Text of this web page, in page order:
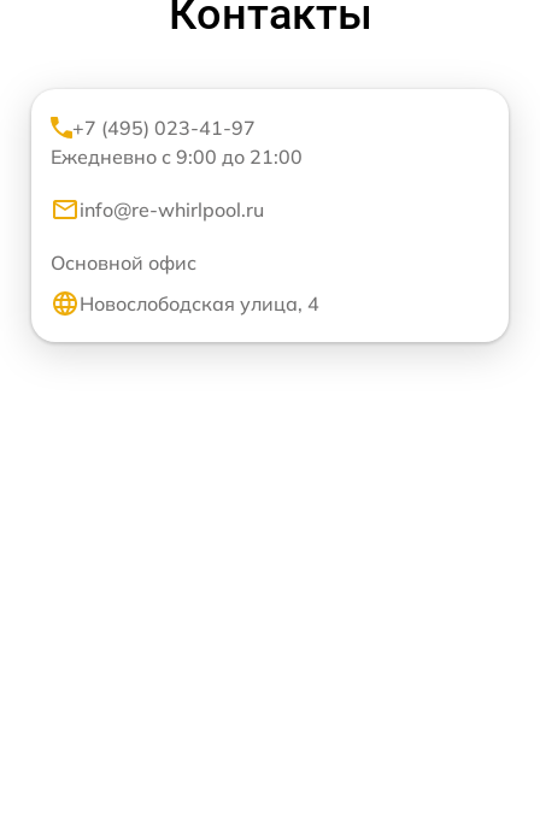
Контакты
+7 (495) 023-41-97
Ежедневно с 9:00 до 21:00
info@re-whirlpool.ru
Основной офис
Новослободская улица, 4